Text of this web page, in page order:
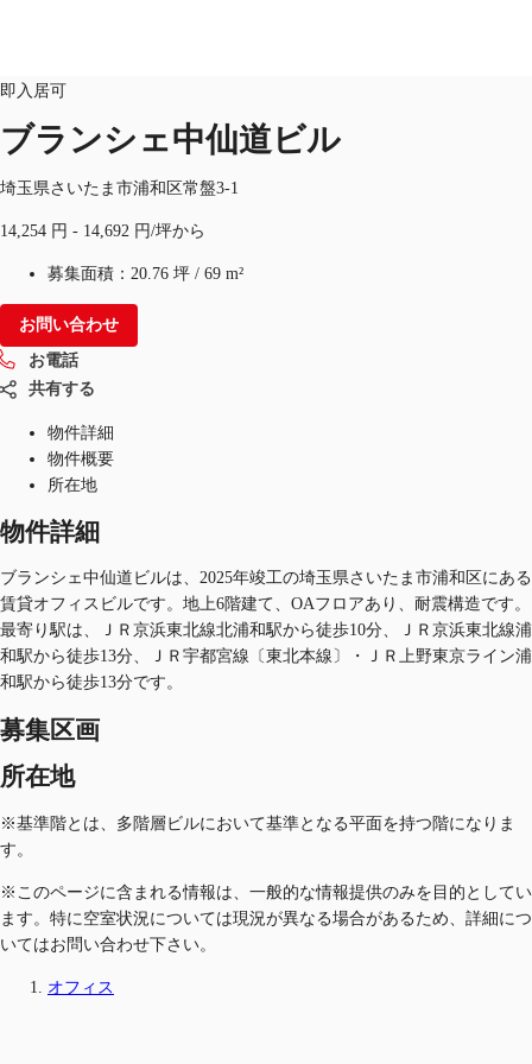
地図検索
記事
仲介会社様はこちらへ
JP
お電話 お問合せ
即入居可
ブランシェ中仙道ビル
埼玉県さいたま市浦和区常盤3-1
14,254 円 - 14,692 円/坪から
募集面積： 20.76 坪 / 69 m²
お問い合わせ
お電話
共有する
物件詳細
物件概要
所在地
物件詳細
ブランシェ中仙道ビルは、2025年竣工の埼玉県さいたま市浦和区にある
賃貸オフィスビルです。地上6階建て、OAフロアあり、耐震構造です。
最寄り駅は、ＪＲ京浜東北線北浦和駅から徒歩10分、ＪＲ京浜東北線浦
和駅から徒歩13分、ＪＲ宇都宮線〔東北本線〕・ＪＲ上野東京ライン浦
和駅から徒歩13分です。
募集区画
所在地
※基準階とは、多階層ビルにおいて基準となる平面を持つ階になりま
す。
※このページに含まれる情報は、一般的な情報提供のみを目的としてい
ます。特に空室状況については現況が異なる場合があるため、詳細につ
いてはお問い合わせ下さい。
オフィス